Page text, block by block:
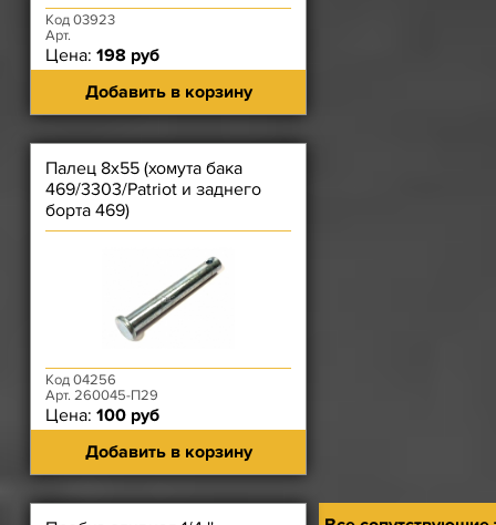
Код 03923
Арт.
Цена: 198 руб
Добавить в корзину
Палец 8х55 (хомута бака
469/3303/Patriot и заднего
борта 469)
Код 04256
Арт. 260045-П29
Цена: 100 руб
Добавить в корзину